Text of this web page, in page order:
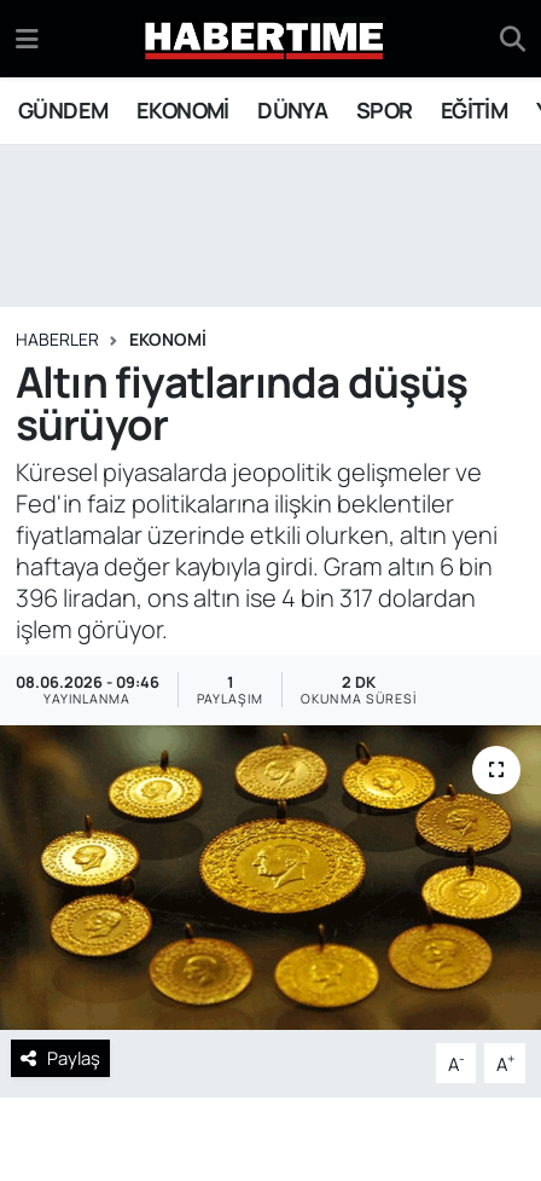
GÜNDEM EKONOMİ DÜNYA SPOR EĞİTİM
HABERLER EKONOMİ
Altın fiyatlarında düşüş
sürüyor
Küresel piyasalarda jeopolitik gelişmeler ve
Fed'in faiz politikalarına ilişkin beklentiler
fiyatlamalar üzerinde etkili olurken, altın yeni
haftaya değer kaybıyla girdi. Gram altın 6 bin
396 liradan, ons altın ise 4 bin 317 dolardan
işlem görüyor.
08.06.2026 - 09:46
YAYINLANMA
1
PAYLAŞIM
2 DK
OKUNMA SÜRESI
Paylaş A- A+
EKONOMİ
EĞİTİM
YAŞAM
SİYASET
ASAYİŞ
SAĞLIK
Eskişehir Nöbetçi Eczaneler
Eskişehir Hava Durumu
Süper Lig Puan Durumu ve Fikstür
Tüm Manşetler
Son Dakika Haberleri
Haber Arşivi